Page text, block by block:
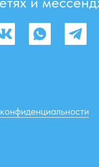
приобрести в магазине